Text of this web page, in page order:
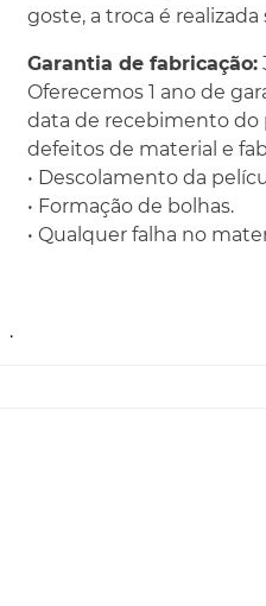
goste, a troca é
Garantia de fabricação:
Oferecemos 1 ano de
data de recebimento do
defeitos de material e
• Descolamento da
• Formação de bolhas.
• Qualquer falha no
.